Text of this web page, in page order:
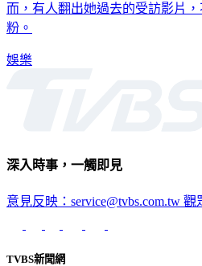
而，有人翻出她過去的受訪影片
粉。
娛樂
深入時事，一觸即見
意見反映：service@tvbs.com.tw 觀
TVBS新聞網